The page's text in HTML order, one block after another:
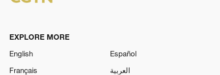
EXPLORE MORE
English
Español
Français
العربية